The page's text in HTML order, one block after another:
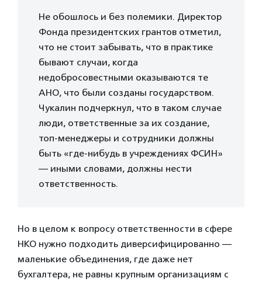
Не обошлось и без полемики. Директор
Фонда президентских грантов отметил,
что не стоит забывать, что в практике
бывают случаи, когда
недобросовестными оказываются те
АНО, что были созданы государством.
Чукалин подчеркнул, что в таком случае
люди, ответственные за их создание,
топ-менеджеры и сотрудники должны
быть «где-нибудь в учреждениях ФСИН»
— иными словами, должны нести
ответственность.
Но в целом к вопросу ответственности в сфере
НКО нужно подходить диверсифицированно —
маленькие объединения, где даже нет
бухгалтера, не равны крупным организациям с